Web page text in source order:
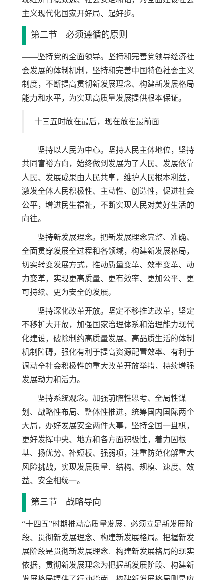
主义现代化国家开好局、起好步。
第二节 必须遵循的原则
——坚持党的全面领导。坚持和完善党领导经济社
会发展的体制机制，坚持和完善中国特色社会主义
制度，不断提高贯彻新发展理念、构建新发展格局
能力和水平，为实现高质量发展提供根本保证。
十三五时放在最后，现在放在最前面
——坚持以人民为中心。坚持人民主体地位，坚持
共同富裕方向，始终做到发展为了人民、发展依靠
人民、发展成果由人民共享，维护人民根本利益，
激发全体人民积极性、主动性、创造性，促进社会
公平，增进民生福祉，不断实现人民对美好生活的
向往。
——坚持新发展理念。把新发展理念完整、准确、
全面贯穿发展全过程和各领域，构建新发展格局，
切实转变发展方式，推动质量变革、效率变革、动
力变革，实现更高质量、更有效率、更加公平、更
可持续、更为安全的发展。
——坚持深化改革开放。坚定不移推进改革，坚定
不移扩大开放，加强国家治理体系和治理能力现代
化建设，破除制约高质量发展、高品质生活的体制
机制障碍，强化有利于提高资源配置效率、有利于
调动全社会积极性的重大改革开放举措，持续增强
发展动力和活力。
——坚持系统观念。加强前瞻性思考、全局性谋
划、战略性布局、整体性推进，统筹国内国际两个
大局，办好发展安全两件大事，坚持全国一盘棋，
更好发挥中央、地方和各方面积极性，着力固根
基、扬优势、补短板、强弱项，注重防范化解重大
风险挑战，实现发展质量、结构、规模、速度、效
益、安全相统一。
第三节 战略导向
“十四五”时期推动高质量发展，必须立足新发展阶
段、贯彻新发展理念、构建新发展格局。把握新发
展阶段是贯彻新发展理念、构建新发展格局的现实
依据，贯彻新发展理念为把握新发展阶段、构建新